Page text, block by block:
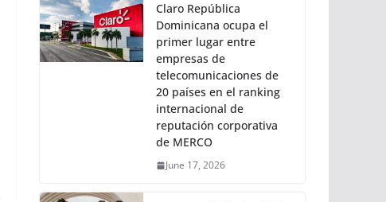
Claro República
Dominicana ocupa el
primer lugar entre
empresas de
telecomunicaciones de
20 países en el ranking
internacional de
reputación corporativa
de MERCO
June 17, 2026